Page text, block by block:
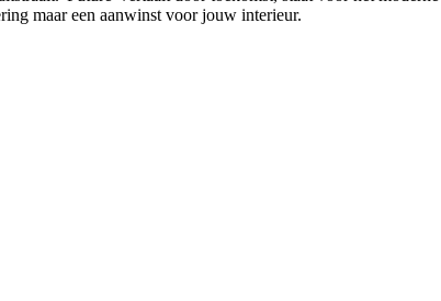
maar een aanwinst voor jouw interieur.